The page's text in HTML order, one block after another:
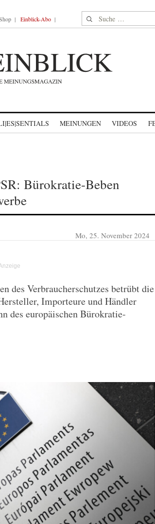
Einblick-Abo Suche nach:
MEINUNGEN VIDEOS
Bürokratie-Beben
Mo, 25. November 2024
des Verbraucherschutzes betrübt die
Importeure und Händler
des europäischen Bürokratie-